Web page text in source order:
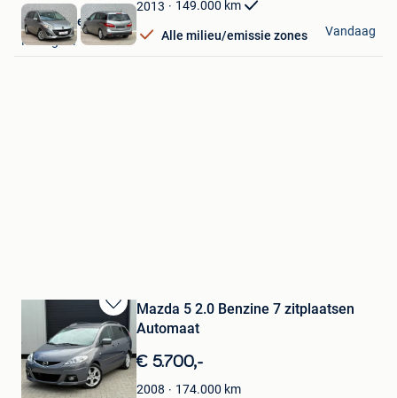
2013 149.000 km
Alle milieu/emissie zones
Arm-Concept
Hekelgem
Vandaag
Bewaren
in
Mijn
Favorieten
Mazda 5 2.0 Benzine 7 zitplaatsen
Automaat
€ 5.700,-
2008 174.000 km